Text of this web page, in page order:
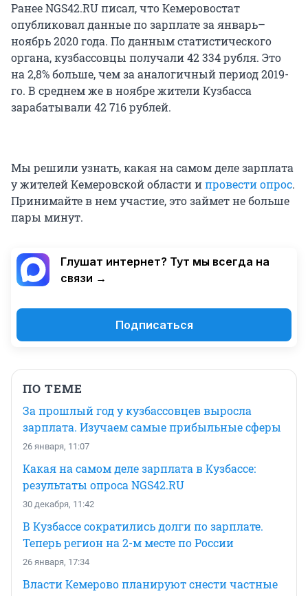
Ранее NGS42.RU писал, что Кемеровостат
опубликовал данные по зарплате за январь–
ноябрь 2020 года. По данным статистического
органа, кузбассовцы получали 42 334 рубля. Это
на 2,8% больше, чем за аналогичный период 2019-
го. В среднем же в ноябре жители Кузбасса
зарабатывали 42 716 рублей.
Мы решили узнать, какая на самом деле зарплата
у жителей Кемеровской области ипровести опрос.
Принимайте в нем участие, это займет не больше
пары минут.
Глушат интернет? Тут мы всегда на
связи →
Подписаться
ПО ТЕМЕ
За прошлый год у кузбассовцев выросла
зарплата. Изучаем самые прибыльные сферы
26 января, 11:07
Какая на самом деле зарплата в Кузбассе:
результаты опроса NGS42.RU
30 декабря, 11:42
В Кузбассе сократились долги по зарплате.
Теперь регион на 2-м месте по России
26 января, 17:34
Власти Кемерово планируют снести частные